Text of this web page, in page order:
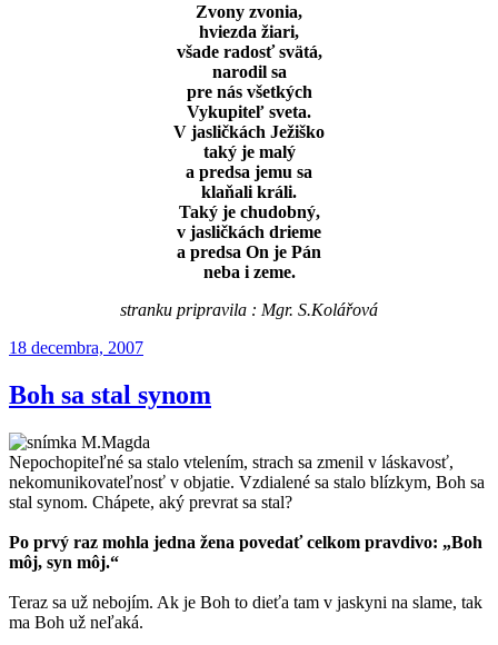
Zvony zvonia,
hviezda žiari,
všade radosť svätá,
narodil sa
pre nás všetkých
Vykupiteľ sveta.
V jasličkách Ježiško
taký je malý
a predsa jemu sa
klaňali králi.
Taký je chudobný,
v jasličkách drieme
a predsa On je Pán
neba i zeme.
stranku pripravila : Mgr. S.Kolářová
Publikované
18 decembra, 2007
Boh sa stal synom
Nepochopiteľné sa stalo vtelením, strach sa zmenil v láskavosť,
nekomunikovateľnosť v objatie. Vzdialené sa stalo blízkym, Boh sa
stal synom. Chápete, aký prevrat sa stal?
Po prvý raz mohla jedna žena povedať celkom pravdivo: „Boh
môj, syn môj.“
Teraz sa už nebojím. Ak je Boh to dieťa tam v jaskyni na slame, tak
ma Boh už neľaká.